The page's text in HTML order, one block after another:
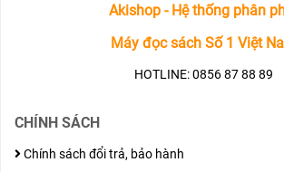
Akishop - Hệ thống phân
Máy đọc sách Số 1 Việt
HOTLINE: 0856 87 88 89
CHÍNH SÁCH
Chính sách đổi trả, bảo hành